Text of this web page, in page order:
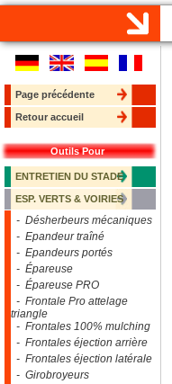
Page précédente
Retour accueil
Outils Pour
ENTRETIEN DU STADE
ESP. VERTS & VOIRIES
- Désherbeurs mécaniques
- Epandeur traîné
- Epandeurs portés
- Épareuse
- Épareuse PRO
- Frontale Pro attelage
triangle
- Frontales 100% mulching
- Frontales éjection arrière
- Frontales éjection latérale
- Girobroyeurs